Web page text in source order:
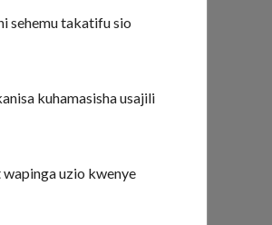
sehemu takatifu sio
kuhamasisha usajili
uzio kwenye